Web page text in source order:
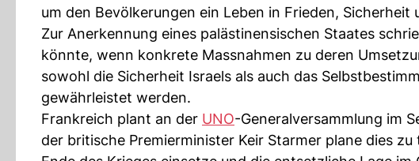
um den Bevölkerungen ein Leben in Frieden,
Zur Anerkennung eines palästinensischen Staates
könnte, wenn konkrete Massnahmen zu deren
sowohl die Sicherheit Israels als auch das
gewährleistet werden.
Frankreich plant an der UNO-Generalversammlung im
der britische Premierminister Keir Starmer plane dies